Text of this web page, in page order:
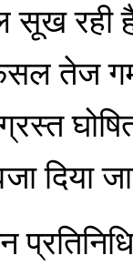
रही
तेज
दिया